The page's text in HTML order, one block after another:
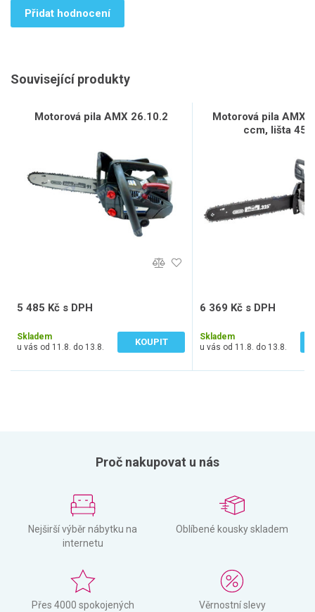
Přidat hodnocení
Související produkty
Motorová pila AMX 26.10.2
5 485 Kč s DPH
Skladem
u vás od 11.8. do 13.8.
KOUPIT
Motorová pila AMX
ccm, lišta 45
6 369 Kč s DPH
Skladem
u vás od 11.8. do 13.8.
Proč nakupovat u nás
Nejširší výběr nábytku na
internetu
Oblíbené kousky skladem
Přes 4000 spokojených
Věrnostní slevy